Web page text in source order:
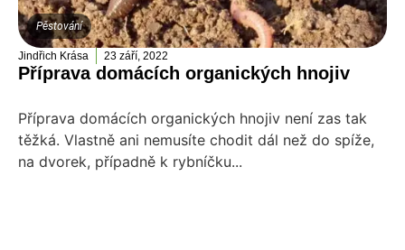
Pěstování
Jindřich Krása 23 září, 2022
Příprava domácích organických hnojiv
Příprava domácích organických hnojiv není zas tak
těžká. Vlastně ani nemusíte chodit dál než do spíže,
na dvorek, případně k rybníčku...